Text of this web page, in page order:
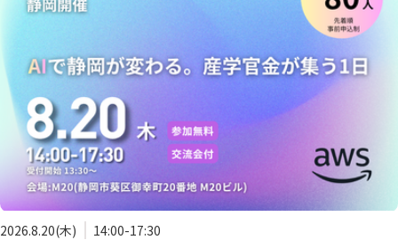
2026.8.20(木) 14:00-17:30